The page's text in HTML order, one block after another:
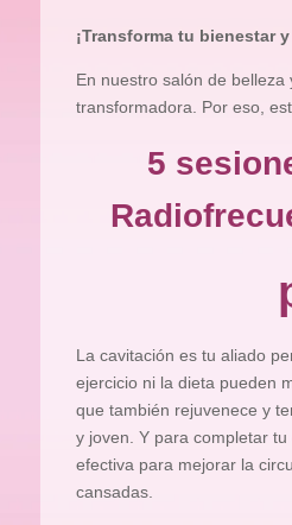
¡Transforma tu bienestar
En nuestro salón de
transformadora. Por eso,
5
La cavitación es tu aliado
ejercicio ni la dieta pueden
que también rejuvenece y
y joven. Y para completar
efectiva para mejorar la
cansadas.